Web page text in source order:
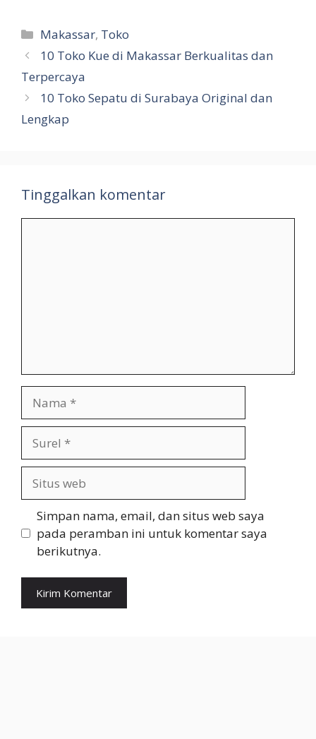
Kategori
Makassar, Toko
10 Toko Kue di Makassar Berkualitas dan
Terpercaya
10 Toko Sepatu di Surabaya Original dan
Lengkap
Tinggalkan komentar
web
Simpan nama, email, dan situs web saya
pada peramban ini untuk komentar saya
berikutnya.